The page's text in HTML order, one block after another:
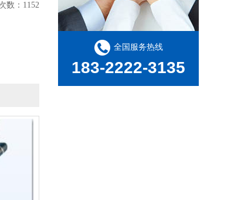
全国服务热线
183-2222-3135
数：1152